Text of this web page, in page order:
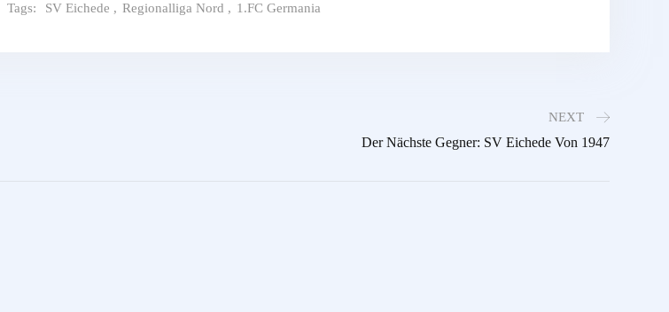
Tags: SV Eichede , Regionalliga Nord , 1.FC Germania
NEXT
Der Nächste Gegner: SV Eichede Von 1947